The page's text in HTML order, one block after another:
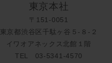
東京本社
〒151-0051
東京都渋谷区千駄ヶ谷５-８-２
イワオアネックス北館１階
TEL 03-5341-4570